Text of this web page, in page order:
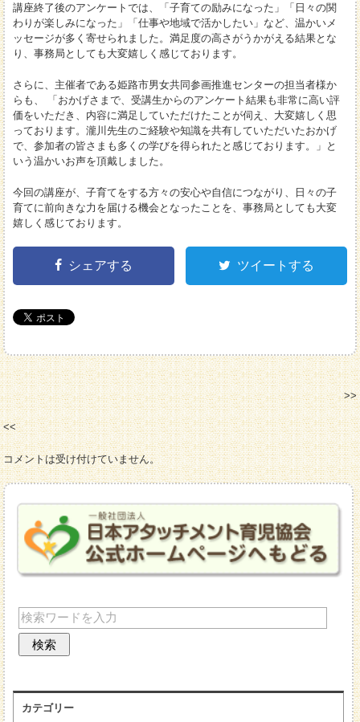
講座終了後のアンケートでは、「子育ての励みになった」「日々の関
わりが楽しみになった」「仕事や地域で活かしたい」など、温かいメ
ッセージが多く寄せられました。満足度の高さがうかがえる結果とな
り、事務局としても大変嬉しく感じております。
さらに、主催者である姫路市男女共同参画推進センターの担当者様か
らも、 「おかげさまで、受講生からのアンケート結果も非常に高い評
価をいただき、内容に満足していただけたことが伺え、大変嬉しく思
っております。瀧川先生のご経験や知識を共有していただいたおかげ
で、参加者の皆さまも多くの学びを得られたと感じております。」と
いう温かいお声を頂戴しました。
今回の講座が、子育てをする方々の安心や自信につながり、日々の子
育てに前向きな力を届ける機会となったことを、事務局としても大変
嬉しく感じております。
シェアする ツイートする
コメントは受け付けていません。
カテゴリー